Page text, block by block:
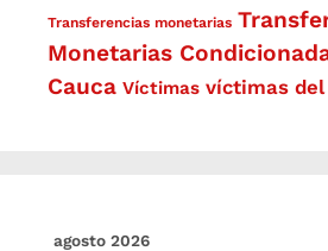
Transferencias monetarias
Monetarias
Cauca Víctimas víctimas
agosto 2026